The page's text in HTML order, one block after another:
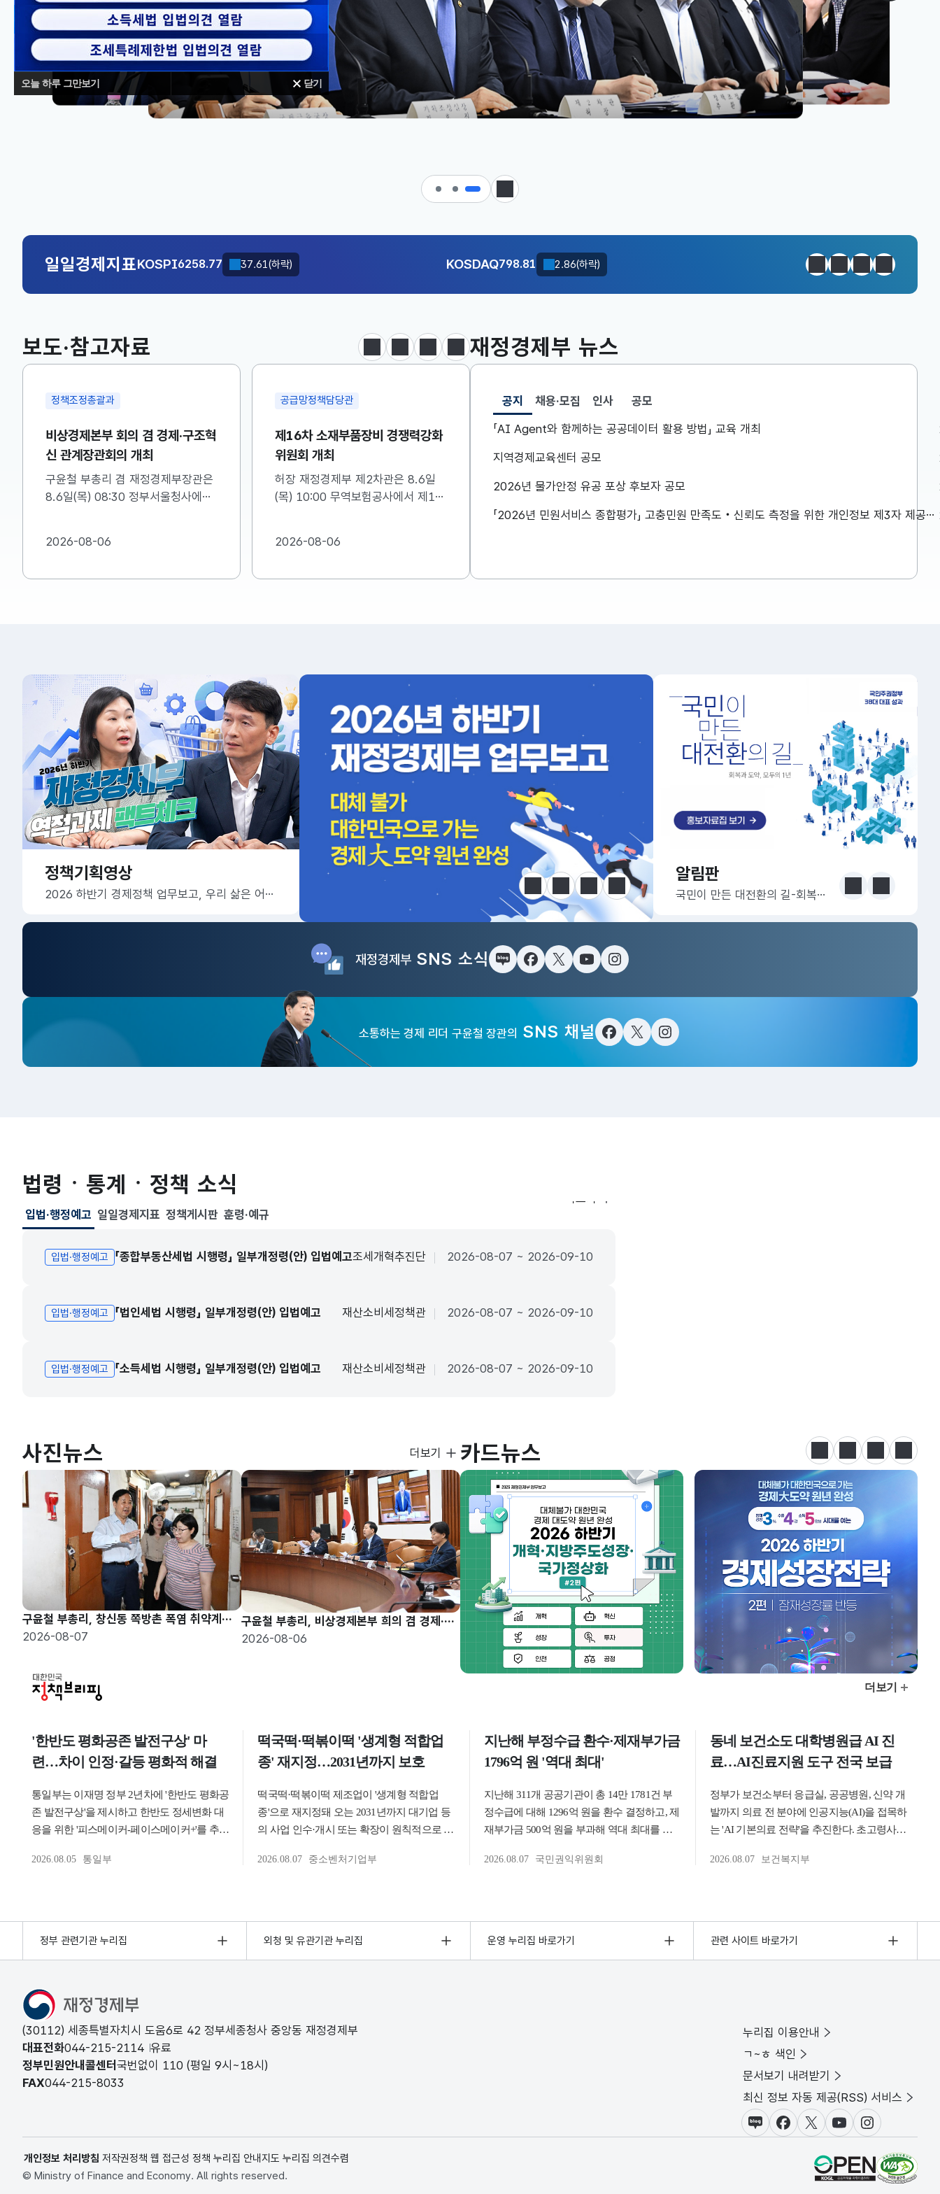
오늘 하루 그만보기 닫기
정지
일일경제지표
달러-원1417.7000
KOSPI KOSDAQ
국고채(3년)3.746 0.004(상승) 달러-원1417.7000 6.1000(하락)
KOSPI6258.77 37.61(하락) KOSDAQ798.81 2.86(하락)
달러-원
정지이전다음일일경제지
보도·참고자료
정책조정총괄과
비상경제본부 회의 겸 경제·구조혁
신 관계장관회의 개최
구윤철 부총리 겸 재정경제부장관은
8.6일(목) 08:30 정부서울청사에서
자세한 내용은 첨부자료를 참고하여
2026-08-06
공급망정책담당관
제16차 소재부품장비 경쟁력강화
위원회 개최
허장 재정경제부 제2차관은 8.6일
(목) 10:00 무역보험공사에서 제16
첨부를 참고하시기 바랍니다....
2026-08-06
조세분석과
[보도참고] 출산·혼인세액공제 등
세제지원 제도는 종료되는 것이 아
변경됩니다.
정부는 ’26.8.3.(월) 「2026년 세제
지원하고 있는 일부 제도를 재정(예
구윤철 부총리, 창신동 쪽방촌을
계층 생활환경을 점검하였습니다. 보
정지 이전 다음 보도·참고자료 더보기
재정경제부 뉴스
공지
선택됨
공지
「AI Agent와 함께하는 공공데이터 활용 방법」 교육 개최
지역경제교육센터 공모
2026년 물가안정 유공 포상 후보자 공모
「2026년 민원서비스 종합평가」 고충민원 만족도‧신뢰도 측정을 위한 개인정보 제3자 제공사항 공고
채용·모집 인사 공모
정책기획영상
2026 하반기 경제정책 업무보고, 우리 삶은 어떻게 달라질까요? 정지 이전 다음 한눈에 보는 정책 더보기
알림판
알림판
전국민 공급망 애로 핫라인 개설
알림판
국민이 만든 대전환의 길-회복과 도약, 모두의 1년 이전 다음
재정경제부 SNS 소식 블로그페이스북트위터(X)
유튜브인스타그램
소통하는 경제 리더 구윤철 장관의 SNS 채널 페이스북트위터(X)인스타그램
법령ㆍ통계ㆍ정책 소식
입법·행정예고
선택됨
입법·행정예고
입법·행정예고 「종합부동산세법 시행령」 일부개정령(안) 입법예고조세개혁추진단 2026-08-07 ~ 2026-09-10
입법·행정예고 「법인세법 시행령」 일부개정령(안) 입법예고 재산소비세정책관 2026-08-07 ~ 2026-09-10
입법·행정예고 「소득세법 시행령」 일부개정령(안) 입법예고 재산소비세정책관 2026-08-07 ~ 2026-09-10
더보기
일일경제지표 정책게시판 훈령·예규
사진뉴스
구윤철 부총리, 창신동 쪽방촌 폭염 취약계층 현장방문
2026-08-07
구윤철 부총리, 비상경제본부 희의 겸 경제·구조혁신 관계장관회의 주재
2026-08-06
사진뉴스
더보기 카드뉴스 정지 이전 다음 카드뉴
정부 관련기관 누리집 외청 및 유관기관 누리집 운영 누리집 바로가기 관련 사이트 바로가기
(30112) 세종특별자치시 도움6로 42 정부세종청사 중앙동 재정경제부
대표전화044-215-2114 유료
정부민원안내콜센터 국번없이 110 (평일 9시~18시)
FAX044-215-8033
누리집 이용안내
ㄱ~ㅎ 색인
문서보기 내려받기
최신 정보 자동 제공(RSS) 서비스
블로그페이스북X(트위터)
유튜브인스타그램
개인정보 처리방침 저작권정책 웹 접근성 정책 누리집 안내지도 누리집 의견수렴
© Ministry of Finance and Economy. All rights reserved.